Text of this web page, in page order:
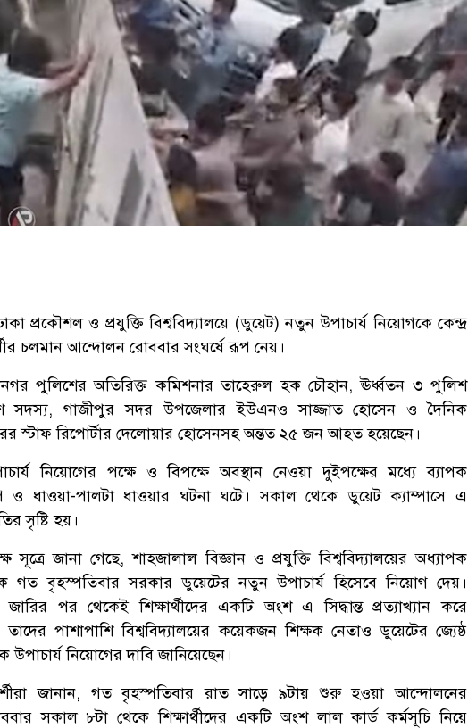
প্রকৌশল ও প্রযুক্তি বিশ্ববিদ্যালয়ে (ডুয়েট) নতুন উপাচার্য নিয়োগকে কেন্দ্র
চলমান আন্দোলন রোববার সংঘর্ষে রূপ নেয়।
পুলিশের অতিরিক্ত কমিশনার তাহেরুল হক চৌহান, ঊর্ধ্বতন ৩ পুলিশ
সদস্য, গাজীপুর সদর উপজেলার ইউএনও সাজ্জাত হোসেন ও দৈনিক
স্টাফ রিপোর্টার দেলোয়ার হোসেনসহ অন্তত ২৫ জন আহত হয়েছেন।
নিয়োগের পক্ষে ও বিপক্ষে অবস্থান নেওয়া দুইপক্ষের মধ্যে ব্যাপক
ও ধাওয়া-পালটা ধাওয়ার ঘটনা ঘটে। সকাল থেকে ডুয়েট ক্যাম্পাসে এ
সৃষ্টি হয়।
সূত্রে জানা গেছে, শাহজালাল বিজ্ঞান ও প্রযুক্তি বিশ্ববিদ্যালয়ের অধ্যাপক
গত বৃহস্পতিবার সরকার ডুয়েটের নতুন উপাচার্য হিসেবে নিয়োগ দেয়।
জারির পর থেকেই শিক্ষার্থীদের একটি অংশ এ সিদ্ধান্ত প্রত্যাখ্যান করে
পাশাপাশি বিশ্ববিদ্যালয়ের কয়েকজন শিক্ষক নেতাও ডুয়েটের জ্যেষ্ঠ
উপাচার্য নিয়োগের দাবি জানিয়েছেন।
জানান, গত বৃহস্পতিবার রাত সাড়ে ৯টায় শুরু হওয়া আন্দোলনের
সকাল ৮টা থেকে শিক্ষার্থীদের একটি অংশ লাল কার্ড কর্মসূচি নিয়ে